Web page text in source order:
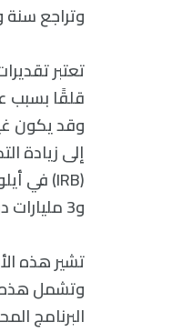
وتراجع سنة
و3 مليارات دولار.
وتشمل هذه
البرنامج